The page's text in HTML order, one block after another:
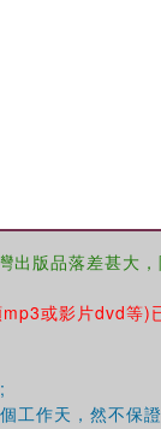
版品落差甚大
或影片dvd等)
作天，然不保